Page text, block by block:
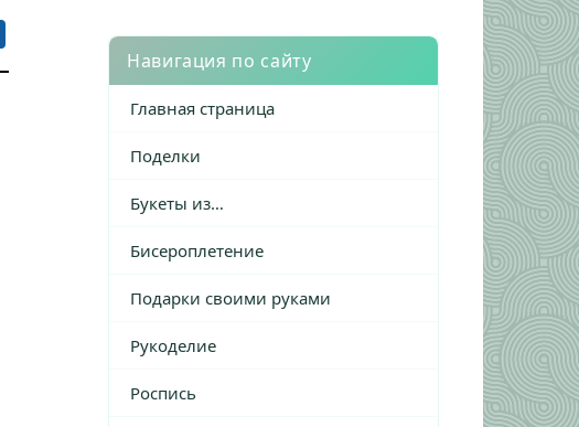
Навигация по сайту
Главная страница
Поделки
Букеты из…
Бисероплетение
Подарки своими руками
Рукоделие
Роспись